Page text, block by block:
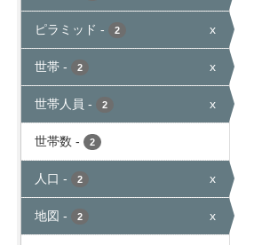
ピラミッド - 2 x
世帯 - 2 x
世帯人員 - 2 x
世帯数 - 2
人口 - 2 x
地図 - 2 x